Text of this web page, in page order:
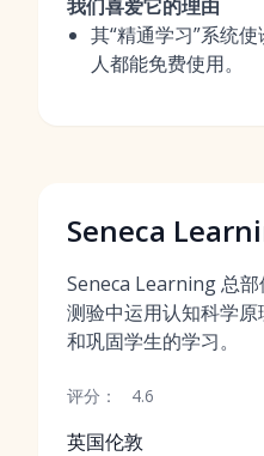
我们喜爱它的理由
其“精通学习”系统
人都能免费使用。
Seneca
Seneca Learning 总
测验中运用认知科学
和巩固学生的学习。
评分： 4.6
英国伦敦